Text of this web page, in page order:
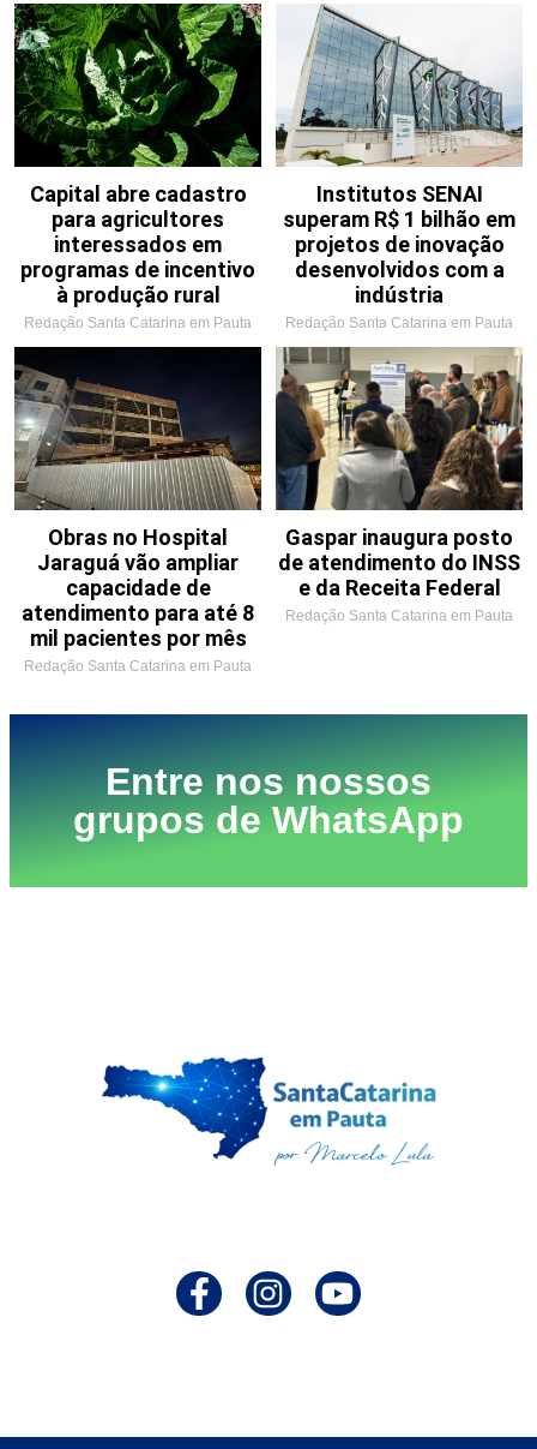
Capital abre cadastro
para agricultores
interessados em
programas de incentivo
à produção rural
Redação Santa Catarina em Pauta
Institutos SENAI
superam R$ 1 bilhão em
projetos de inovação
desenvolvidos com a
indústria
Redação Santa Catarina em Pauta
Obras no Hospital
Jaraguá vão ampliar
capacidade de
atendimento para até 8
mil pacientes por mês
Redação Santa Catarina em Pauta
Gaspar inaugura posto
de atendimento do INSS
e da Receita Federal
Redação Santa Catarina em Pauta
Entre nos nossos
grupos de WhatsApp